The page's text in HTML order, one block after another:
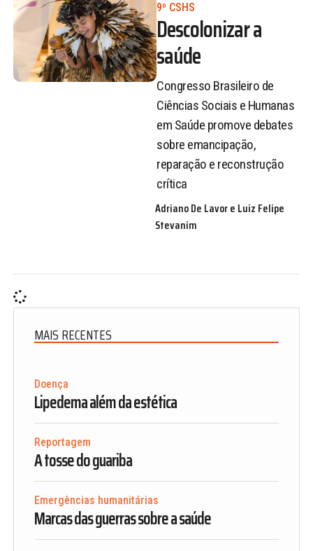
9º CSHS
Descolonizar a
saúde
Congresso Brasileiro de
Ciências Sociais e Humanas
em Saúde promove debates
sobre emancipação,
reparação e reconstrução
crítica
Adriano De Lavor e Luiz Felipe
Stevanim
MAIS RECENTES
Doença
Lipedema além da estética
Reportagem
A tosse do guariba
Emergências humanitárias
Marcas das guerras sobre a saúde